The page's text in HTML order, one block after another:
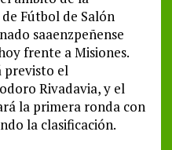
Fútbol de Salón
saaenzpeñense
frente a Misiones.
previsto el
Rivadavia, y el
la primera ronda con
la clasificación.